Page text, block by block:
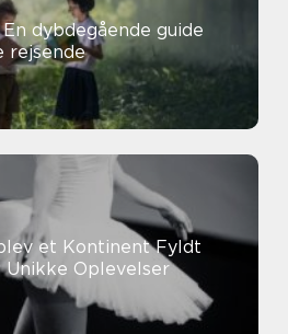
dybdegående guide
rejsende
et Kontinent Fyldt
Unikke Oplevelser